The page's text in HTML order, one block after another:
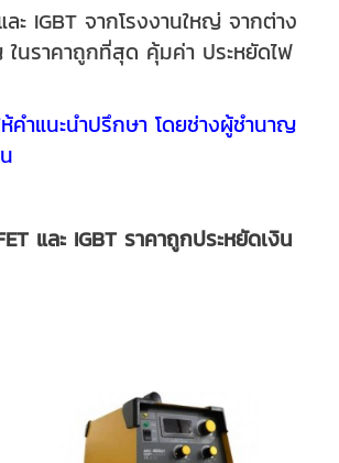
IGBT จากโรงงานใหญ่ จากต่าง
นราคาถูกที่สุด คุ้มค่า ประหยัดไฟ
คำแนะนำปรึกษา โดยช่างผู้ชำนาญ
และ IGBT ราคาถูกประหยัดเงิน